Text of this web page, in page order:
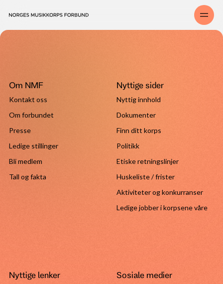
Om NMF
Kontakt oss
Om forbundet
Presse
Ledige stillinger
Bli medlem
Tall og fakta
Nyttige sider
Nyttig innhold
Dokumenter
Finn ditt korps
Politikk
Etiske retningslinjer
Huskeliste / frister
Aktiviteter og konkurranser
Ledige jobber i korpsene våre
Nyttige lenker Sosiale medier